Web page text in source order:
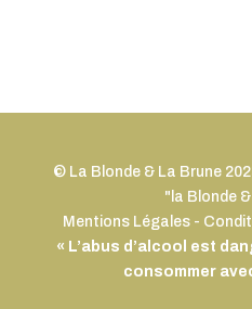
© La Blonde & La Brune
"la Blonde
Mentions Légales -
« L’abus d’alcool est
consommer